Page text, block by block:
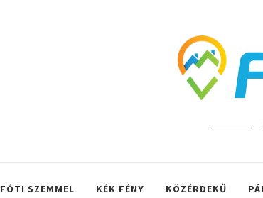
FÓTI SZEMMEL KÉK FÉNY KÖZÉRDEKŰ